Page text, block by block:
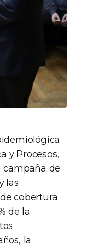
y Procesos,
campaña de
las
cobertura
de la
la